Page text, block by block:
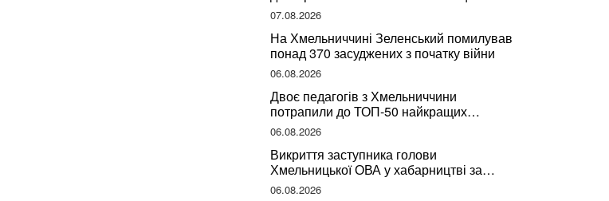
07.08.2026
На Хмельниччині Зеленський помилував
понад 370 засуджених з початку війни
06.08.2026
Двоє педагогів з Хмельниччини
потрапили до ТОП-50 найкращих
учителів України
06.08.2026
Викриття заступника голови
Хмельницької ОВА у хабарництві за
підписання контрактів на ремонт доріг
06.08.2026